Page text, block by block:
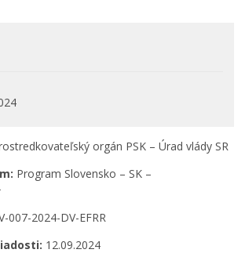
– Slovensko 2014-2020
operačný program 2014 – 2020
kvalita životného prostredia
integrovaná infraštruktúra 2014-
Poľsko – Slovensko 2021 – 2027
2021 – 2027
orgán PSK – Úrad vlády SR
Program Slovensko – SK –
007-2024-DV-EFRR
12.09.2024